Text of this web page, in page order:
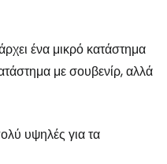
ένα μικρό κατάστημα
με σουβενίρ, αλλά
υψηλές για τα